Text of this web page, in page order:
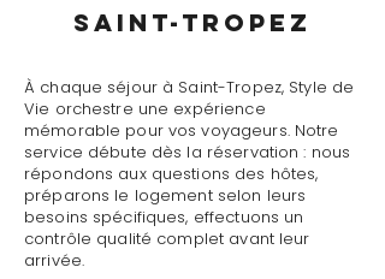
Saint-Tropez
À chaque séjour à Saint-Tropez, Style de
Vie orchestre une expérience
mémorable pour vos voyageurs. Notre
service débute dès la réservation : nous
répondons aux questions des hôtes,
préparons le logement selon leurs
besoins spécifiques, effectuons un
contrôle qualité complet avant leur
arrivée.